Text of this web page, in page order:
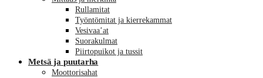
Rullamitat
Työntömitat ja kierrekammat
Vesivaa’at
Suorakulmat
Piirtopuikot ja tussit
Metsä ja puutarha
Moottorisahat